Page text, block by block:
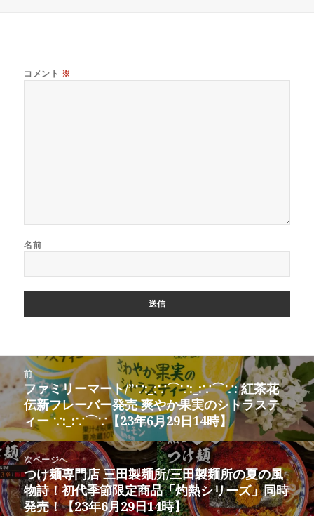
コメント ※
名前
稿
ナ
ゲ
ー
シ
ョ
ン
前
前
の
投
稿:
ファミリーマート/”∵:_:∵⌒∵:_:∵⌒∵: 紅茶花
伝新フレーバー発売 爽やか果実のシトラステ
ィー ∵:_:∵⌒∵【23年6月29日14時】
次ページへ
次
の
投
つけ麺専門店 三田製麺所/三田製麺所の夏の風
物詩！初代季節限定商品「灼熱シリーズ」同時
発売！【23年6月29日14時】